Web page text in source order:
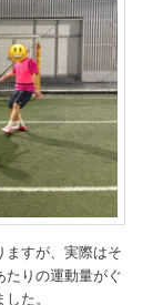
ますが、実際はそ
りの運動量がぐ
た。